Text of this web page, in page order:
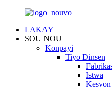
LAKAY
SOU NOU
Konpayi
Tiyo Dinsen
Istwa